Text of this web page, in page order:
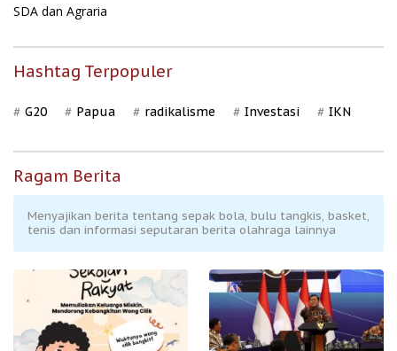
SDA dan Agraria
Hashtag Terpopuler
G20 Papua radikalisme Investasi IKN
Ragam Berita
Menyajikan berita tentang sepak bola, bulu tangkis, basket,
tenis dan informasi seputaran berita olahraga lainnya